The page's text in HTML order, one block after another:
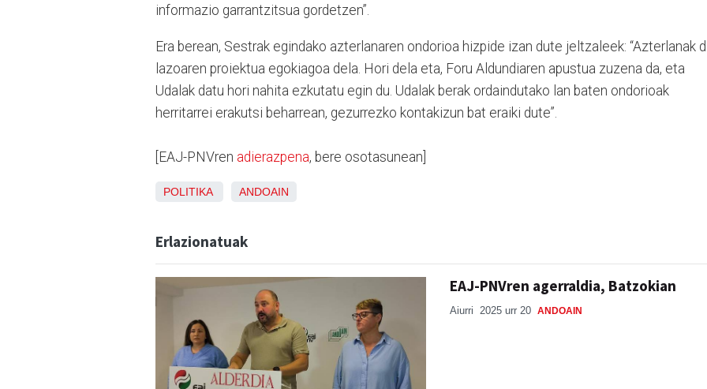
informazio garrantzitsua gordetzen”.
Era berean, Sestrak egindako azterlanaren ondorioa hizpide izan dute jeltzaleek: “Azterlanak
lazoaren proiektua egokiagoa dela. Hori dela eta, Foru Aldundiaren apustua zuzena da, eta
Udalak datu hori nahita ezkutatu egin du. Udalak berak ordaindutako lan baten ondorioak
herritarrei erakutsi beharrean, gezurrezko kontakizun bat eraiki dute”.
[EAJ-PNVren adierazpena, bere osotasunean]
POLITIKA ANDOAIN
Erlazionatuak
EAJ-PNVren agerraldia, Batzokian
Aiurri 2025 urr 20 ANDOAIN